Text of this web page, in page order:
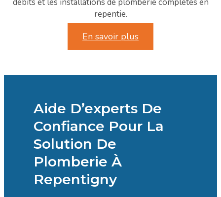
repentie.
En savoir plus
Aide D’experts De
Confiance Pour La
Solution De
Plomberie À
Repentigny